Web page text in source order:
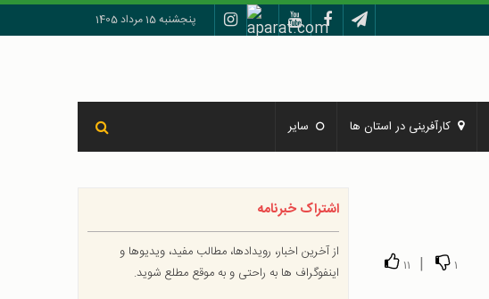
پنجشنبه 15 مرداد 1405
کارآفرینی در استان ها سایر
1
|
11
اشتراک خبرنامه
از آخرین اخبار، رویدادها، مطالب مفید، ویدیوها و
اینفوگراف ها به راحتی و به موقع مطلع شوید.